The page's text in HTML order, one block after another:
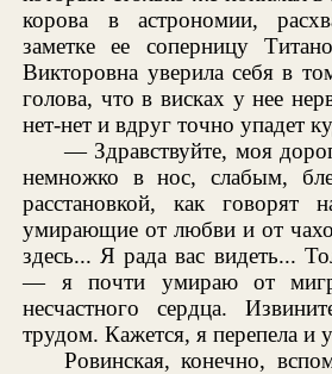
корова в астрономии,
заметке ее соперницу
Викторовна уверила себя в
голова, что в висках у нее
нет-нет и вдруг точно упадет
— Здравствуйте, моя
немножко в нос, слабым,
расстановкой, как говорят
умирающие от любви и от
здесь... Я рада вас видеть...
— я почти умираю от
несчастного сердца.
трудом. Кажется, я перепела и
Ровинская, конечно,